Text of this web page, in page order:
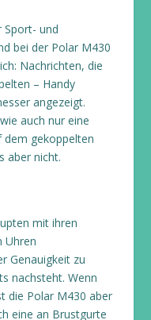
Sport- und
bei der Polar M430
Nachrichten, die
– Handy
angezeigt.
auch nur eine
dem gekoppelten
aber nicht.
mit ihren
Uhren
Genauigkeit zu
nachsteht. Wenn
die Polar M430 aber
eine an Brustgurte